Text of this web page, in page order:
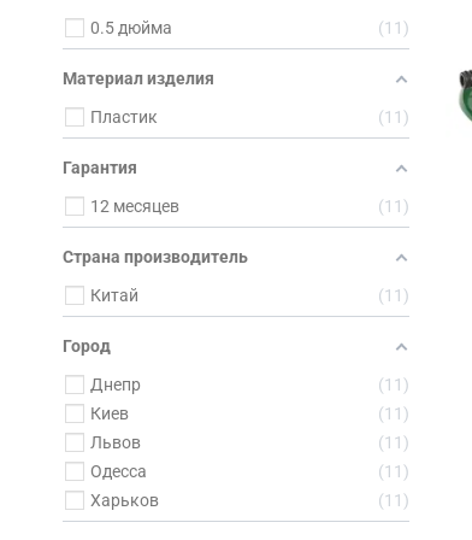
0.5 дюйма
11
Материал изделия
Пластик
11
Гарантия
12 месяцев
11
Страна производитель
Китай
11
Город
Днепр
11
Киев
11
Львов
11
Одесса
11
Харьков
11